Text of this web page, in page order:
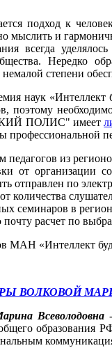
подход к
мыслить и
всегда
Нередко
немалой степени
наук
поэтому
ПОЛИС" имеет
профессиональной
из
от организации
отправлен по
количества
семинаров в
расчет по
МАН «Интеллект
ВОЛКОВОЙ
Всеволодовна-
образования